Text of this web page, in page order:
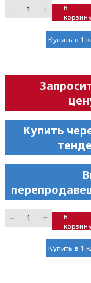
– +
В
Купить в 1
Купить
– +
В
Купить в 1